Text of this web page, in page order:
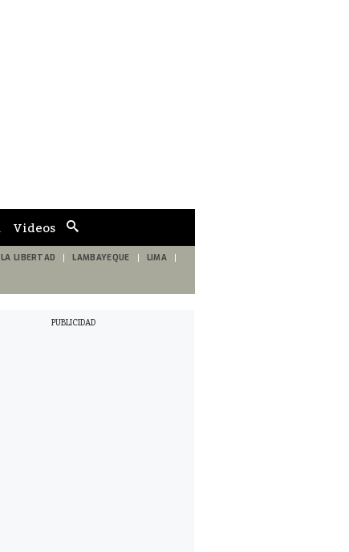
de
búsqueda
Videos
LA LIBERTAD LAMBAYEQUE LIMA